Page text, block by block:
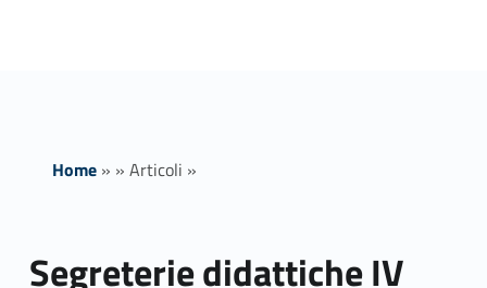
Home» » Articoli »
Segreterie didattiche IV